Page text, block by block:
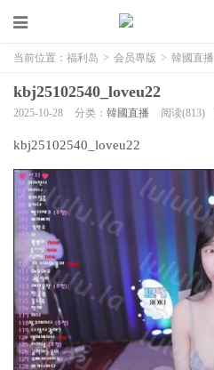
当前位置： 福利岛 > 会员專版 > 韓國直播
kbj25102540_loveu22
2025-10-28 分类： 韓國直播 阅读(813)
kbj25102540_loveu22